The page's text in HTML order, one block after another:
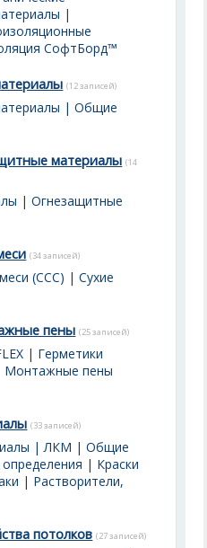
|
СофтБорд™
(12 записей)
| Общие
материалы (14
|Огнезащитные
(34 записей)
(ССС) |Сухие
пены (25 записей)
| Герметики
Монтажные пены
(33 записей)
| ЛКМ | Общие
| Краски
| Растворители,
потолков (27 записей)